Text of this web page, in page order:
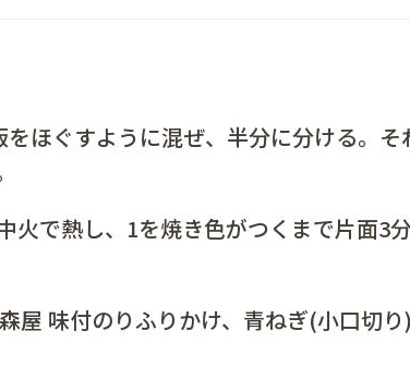
をほぐすように混ぜ、半分に分ける。
火で熱し、1を焼き色がつくまで片面3分
屋 味付のりふりかけ、青ねぎ(小口切